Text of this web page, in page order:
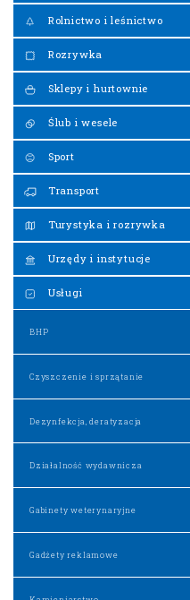
Rolnictwo i leśnictwo
Rozrywka
Sklepy i hurtownie
Ślub i wesele
Sport
Transport
Turystyka i rozrywka
Urzędy i instytucje
Usługi
BHP
Czyszczenie i sprzątanie
Dezynfekcja, deratyzacja
Działalność wydawnicza
Gabinety weterynaryjne
Gadżety reklamowe